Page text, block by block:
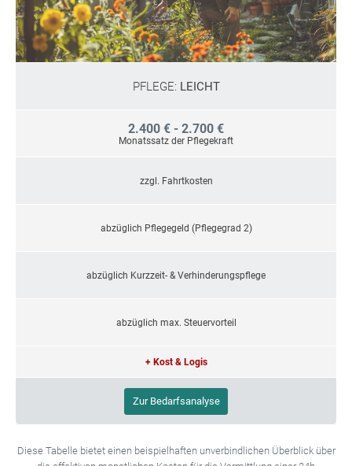
PFLEGE: LEICHT
2.400 € - 2.700 €
Monatssatz der Pflegekraft
zzgl. Fahrtkosten
abzüglich Pflegegeld (Pflegegrad 2)
abzüglich Kurzzeit- & Verhinderungspflege
abzüglich max. Steuervorteil
+ Kost & Logis
Zur Bedarfsanalyse
Diese Tabelle bietet einen beispielhaften unverbindlichen Überblick über